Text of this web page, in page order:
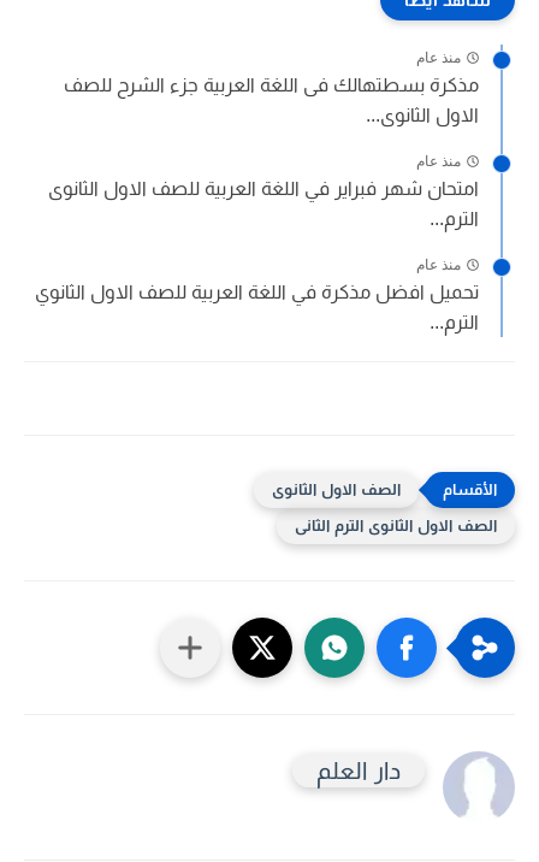
منذ عام
مذكرة بسطتهالك فى اللغة العربية جزء الشرح للصف
الاول الثانوى...
منذ عام
امتحان شهر فبراير في اللغة العربية للصف الاول الثانوى
الترم...
منذ عام
تحميل افضل مذكرة في اللغة العربية للصف الاول الثانوي
الترم...
الصف الاول الثانوى
الصف الاول الثانوى الترم الثانى
دار العلم